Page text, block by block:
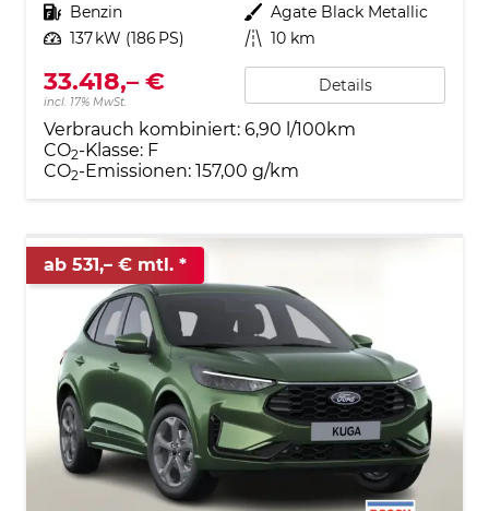
Kraftstoff Benzin Außenfarbe Agate Black Metallic
Leistung 137 kW (186 PS) Kilometerstand 10 km
33.418,– €
incl. 17% MwSt.
Details
Verbrauch kombiniert: 6,90 l/100km
CO2-Klasse: F
CO2-Emissionen: 157,00 g/km
ab 531,– € mtl.